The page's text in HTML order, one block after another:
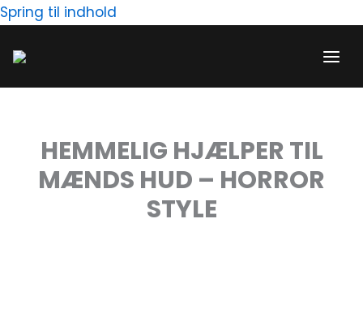
Spring til indhold
HEMMELIG HJÆLPER TIL
MÆNDS HUD – HORROR
STYLE